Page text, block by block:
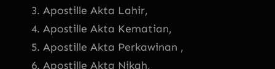
Apostille Akta Lahir,
Apostille Akta Kematian,
Apostille Akta Perkawinan ,
Apostille Akta Nikah,